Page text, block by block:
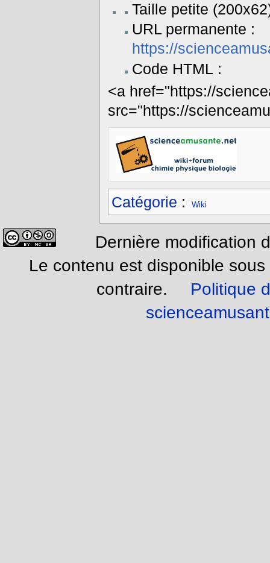
Taille petite
URL permanente :
https://
Code HTML :
<a href="https://
src="https://
Catégorie : Wiki
Dernière modification
Le contenu est disponible
contraire.
Politique